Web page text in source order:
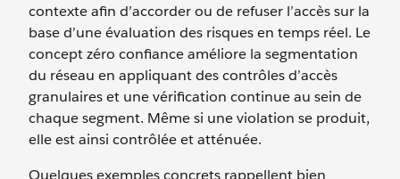
contexte afin d’accorder ou de refuser l’accès sur la
base d’une évaluation des risques en temps réel. Le
concept zéro confiance améliore la segmentation
du réseau en appliquant des contrôles d’accès
granulaires et une vérification continue au sein de
chaque segment. Même si une violation se produit,
elle est ainsi contrôlée et atténuée.
Quelques exemples concrets rappellent bien